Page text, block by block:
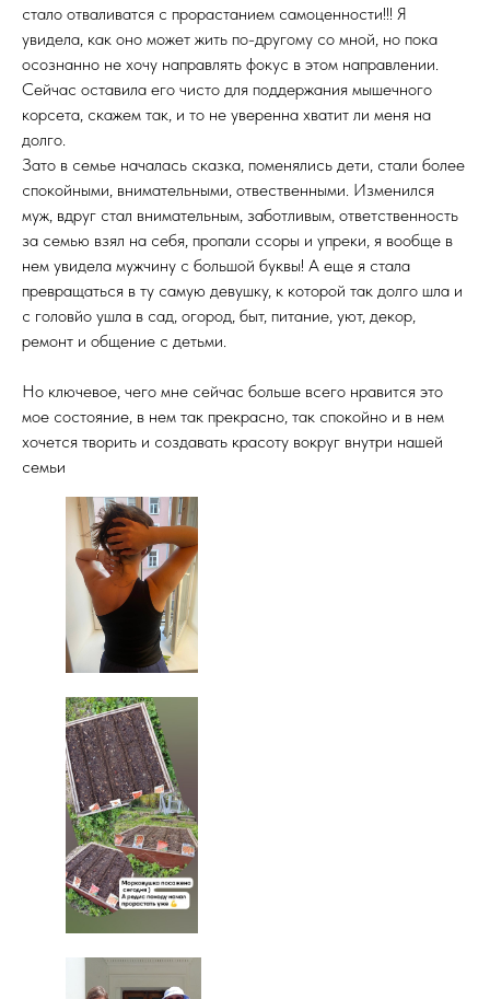
стало отваливатся с прорастанием самоценности!!! Я
увидела, как оно может жить по-другому со мной, но пока
осознанно не хочу направлять фокус в этом направлении.
Сейчас оставила его чисто для поддержания мышечного
корсета, скажем так, и то не уверенна хватит ли меня на
долго.
Зато в семье началась сказка, поменялись дети, стали более
спокойными, внимательными, отвественными. Изменился
муж, вдруг стал внимательным, заботливым, ответственность
за семью взял на себя, пропали ссоры и упреки, я вообще в
нем увидела мужчину с большой буквы! А еще я стала
превращаться в ту самую девушку, к которой так долго шла и
с головйо ушла в сад, огород, быт, питание, уют, декор,
ремонт и общение с детьми.
Но ключевое, чего мне сейчас больше всего нравится это
мое состояние, в нем так прекрасно, так спокойно и в нем
хочется творить и создавать красоту вокруг внутри нашей
семьи